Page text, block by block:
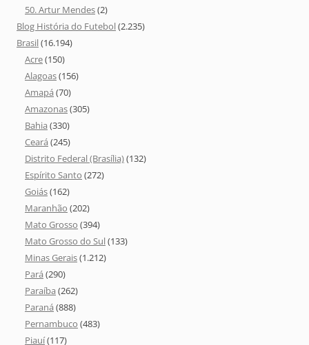
50. Artur Mendes(2)
Blog História do Futebol(2.235)
Brasil(16.194)
Acre(150)
Alagoas(156)
Amapá (70)
Amazonas(305)
Bahia (330)
Ceará (245)
Distrito Federal (Brasília)(132)
Espírito Santo (272)
Goiás(162)
Maranhão (202)
Mato Grosso (394)
Mato Grosso do Sul(133)
Minas Gerais(1.212)
Pará (290)
Paraíba (262)
Paraná (888)
Pernambuco (483)
Piauí(117)